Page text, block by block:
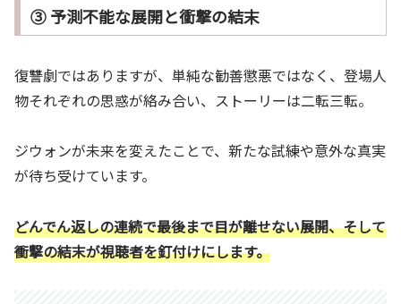
③ 予測不能な展開と衝撃の結末
復讐劇ではありますが、単純な勧善懲悪ではなく、登場人
物それぞれの思惑が絡み合い、ストーリーは二転三転。
ジウォンが未来を変えたことで、新たな試練や意外な真実
が待ち受けています。
どんでん返しの連続で最後まで目が離せない展開、そして
衝撃の結末が視聴者を釘付けにします。